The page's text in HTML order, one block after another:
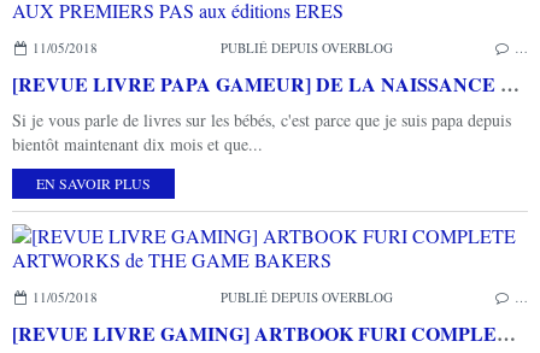
11/05/2018 PUBLIÉ DEPUIS OVERBLOG
[REVUE LIVRE PAPA GAMEUR] DE LA NAISSANCE AUX PREMIERS PAS aux éditions ERES
Si je vous parle de livres sur les bébés, c'est parce que je suis papa depuis
bientôt maintenant dix mois et que...
EN SAVOIR PLUS
11/05/2018 PUBLIÉ DEPUIS OVERBLOG
[REVUE LIVRE GAMING] ARTBOOK FURI COMPLETE ARTWORKS de THE GAME BAKERS